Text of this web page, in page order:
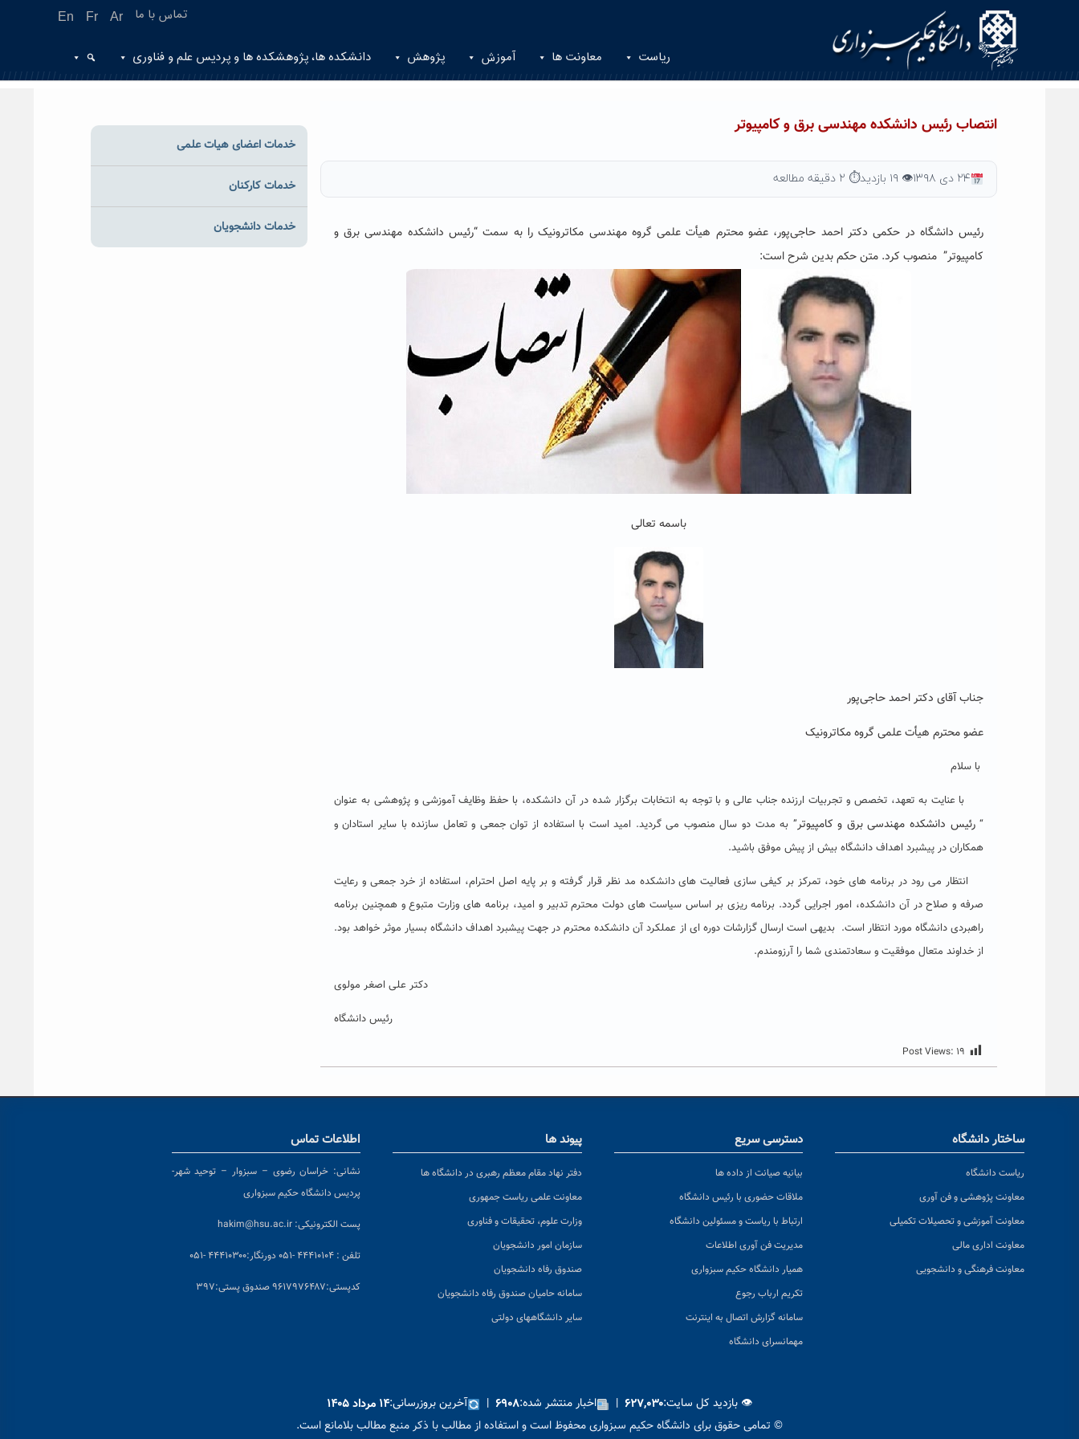
En Fr Ar تماس با ما
ریاست معاونت ها آموزش پژوهش دانشکده ها، پژوهشکده ها و پردیس علم و فناوری
انتصاب رئیس دانشکده مهندسی برق و کامپیوتر
۲۴ دی ۱۳۹۸ 👁 ۱۹ بازدید ⏱ ۲ دقیقه مطالعه
رئیس دانشگاه در حکمی دکتر احمد حاجی‌پور، عضو محترم هیأت علمی گروه مهندسی مکاترونیک را به سمت “رئیس دانشکده مهندسی برق و
کامپیوتر” منصوب کرد. متن حکم بدین شرح است:
باسمه تعالی
جناب آقای دکتر احمد حاجی‌پور
عضو محترم هیأت علمی گروه مکاترونیک
با سلام
با عنایت به تعهد، تخصص و تجربیات ارزنده جناب عالی و با توجه به انتخابات برگزار شده در آن دانشکده، با حفظ وظایف آموزشی و پژوهشی به عنوان
“رئیس دانشکده مهندسی برق و کامپیوتر” به مدت دو سال منصوب می گردید. امید است با استفاده از توان جمعی و تعامل سازنده با سایر استادان و
همکاران در پیشبرد اهداف دانشگاه بیش از پیش موفق باشید.
انتظار می رود در برنامه های خود، تمرکز بر کیفی سازی فعالیت های دانشکده مد نظر قرار گرفته و بر پایه اصل احترام، استفاده از خرد جمعی و رعایت
صرفه و صلاح در آن دانشکده، امور اجرایی گردد. برنامه ریزی بر اساس سیاست های دولت محترم تدبیر و امید، برنامه های وزارت متبوع و همچنین برنامه
راهبردی دانشگاه مورد انتظار است. بدیهی است ارسال گزارشات دوره ای از عملکرد آن دانشکده محترم در جهت پیشبرد اهداف دانشگاه بسیار موثر خواهد بود.
از خداوند متعال موفقیت و سعادتمندی شما را آرزومندم.
دکتر علی اصغر مولوی
رئیس دانشگاه
Post Views: ۱۹
خدمات اعضای هیات علمی
خدمات کارکنان
خدمات دانشجویان
ساختار دانشگاه
ریاست دانشگاه
معاونت پژوهشی و فن آوری
معاونت آموزشی و تحصیلات تکمیلی
معاونت اداری مالی
معاونت فرهنگی و دانشجویی
دسترسی سریع
بیانیه صیانت از داده ها
ملاقات حضوری با رئیس دانشگاه
ارتباط با ریاست و مسئولین دانشگاه
مدیریت فن آوری اطلاعات
همیار دانشگاه حکیم سبزواری
تکریم ارباب رجوع
سامانه گزارش اتصال به اینترنت
مهمانسرای دانشگاه
پیوند ها
دفتر نهاد مقام معظم رهبری در دانشگاه ها
معاونت علمی ریاست جمهوری
وزارت علوم، تحقیقات و فناوری
سازمان امور دانشجویان
صندوق رفاه دانشجویان
سامانه حامیان صندوق رفاه دانشجویان
سایر دانشگاههای دولتی
اطلاعات تماس
نشانی: خراسان رضوی – سبزوار – توحید شهر-
پردیس دانشگاه حکیم سبزواری
پست الکترونیکی: hakim@hsu.ac.ir
تلفن : ۴۴۴۱۰۱۰۴ -۰۵۱ دورنگار:۴۴۴۱۰۳۰۰ -۰۵۱
کدپستی:۹۶۱۷۹۷۶۴۸۷ صندوق پستی:۳۹۷
👁 بازدید کل سایت:۶۲۷,۰۳۰ | اخبار منتشر شده:۶۹۰۸ | آخرین بروزرسانی:۱۴ مرداد ۱۴۰۵
© تمامی حقوق برای دانشگاه حکیم سبزواری محفوظ است و استفاده از مطالب با ذکر منبع مطالب بلامانع است.